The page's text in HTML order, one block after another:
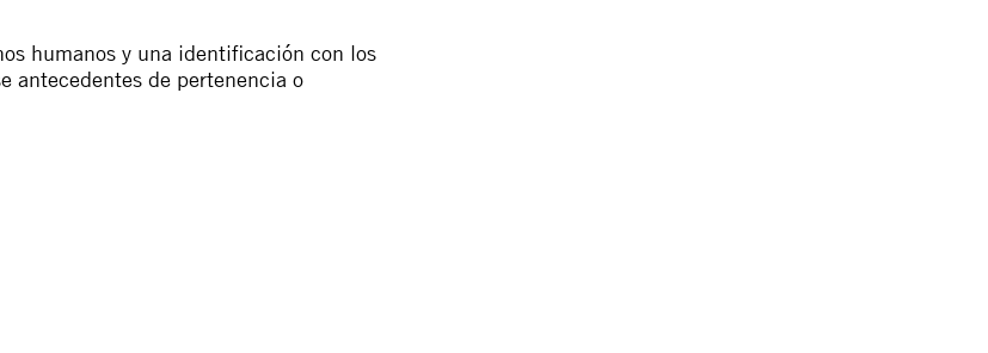
humanos y una identificación con los
antecedentes de pertenencia o